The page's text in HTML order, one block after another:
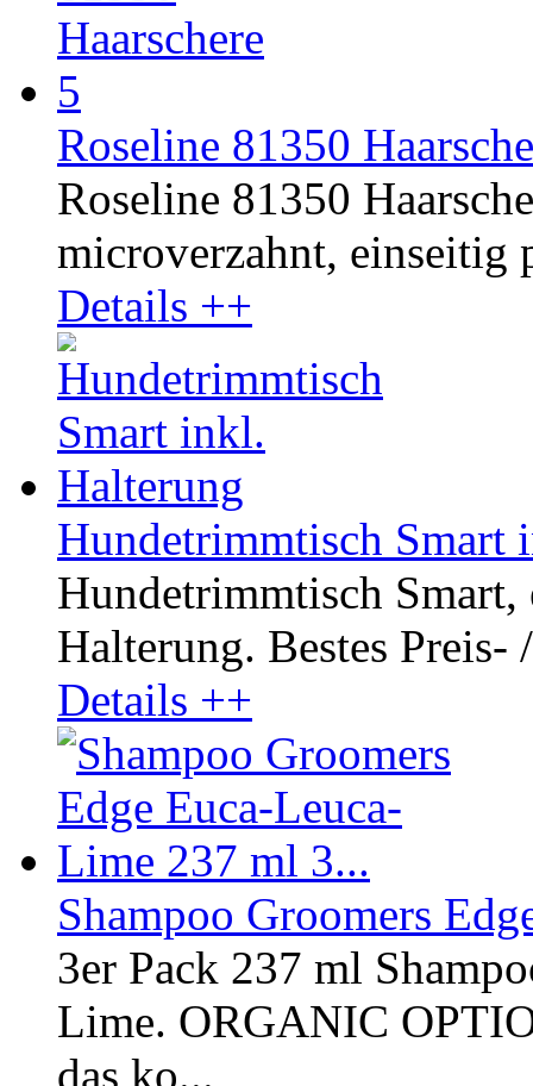
Roseline 81350
Roseline 81350
microverzahnt, einseitig
Details ++
Hundetrimmtisch Smart
Hundetrimmtisch
Halterung. Bestes Preis-
Details ++
Shampoo Groomers
3er Pack 237 ml
Lime. ORGANIC
das ko...